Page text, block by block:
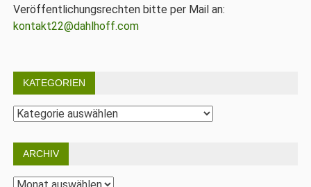
Veröffentlichungsrechten bitte per Mail an:
kontakt22@dahlhoff.com
KATEGORIEN
Kategorien
ARCHIV
Archiv